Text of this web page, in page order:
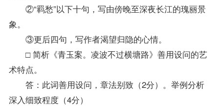
②“羁愁”以下十句，写由傍晚至深夜长江的瑰丽景
象。
③更后四句，写作者渴望归隐的心情。
□ 简析《青玉案。凌波不过横塘路》善用设问的艺
术特点。
答：此词善用设问，章法别致（2分）。举例分析
深入细致程度（4分）